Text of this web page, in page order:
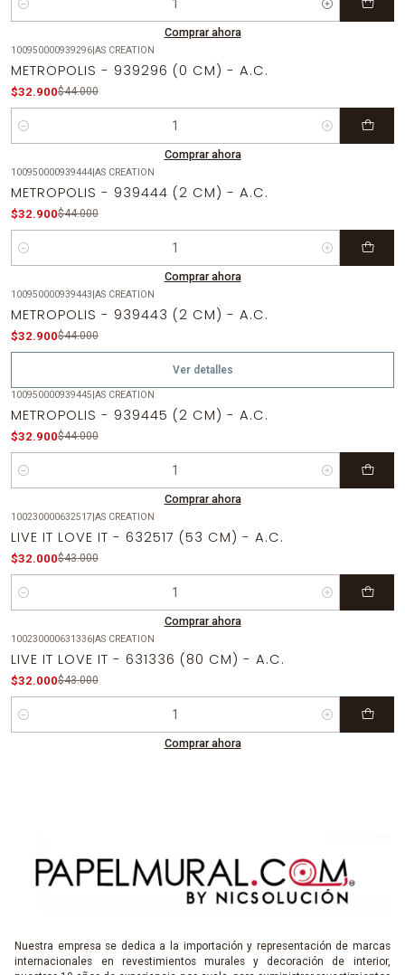
Cantidad
Comprar ahora
100950000939296|AS CREATION
METROPOLIS - 939296 (0 CM) - A.C.
$32.900$44.000
Cantidad
Comprar ahora
100950000939444|AS CREATION
METROPOLIS - 939444 (2 CM) - A.C.
$32.900$44.000
Cantidad
Comprar ahora
Agotado
100950000939443|AS CREATION
METROPOLIS - 939443 (2 CM) - A.C.
$32.900$44.000
Ver detalles
100950000939445|AS CREATION
METROPOLIS - 939445 (2 CM) - A.C.
$32.900$44.000
Cantidad
Comprar ahora
100230000632517|AS CREATION
LIVE IT LOVE IT - 632517 (53 CM) - A.C.
$32.000$43.000
Cantidad
Comprar ahora
100230000631336|AS CREATION
LIVE IT LOVE IT - 631336 (80 CM) - A.C.
$32.000$43.000
Cantidad
Comprar ahora
Nuestra empresa se dedica a la importación y representación de marcas
internacionales en revestimientos murales y decoración de interior,